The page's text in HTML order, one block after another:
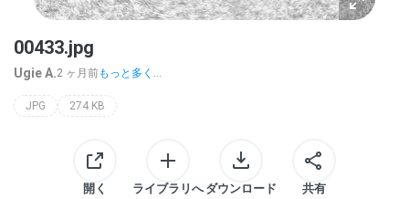
00433.jpg
Ugie A.2 ヶ月前もっと多く...
JPG 274 KB
開く ライブラリへ ダウンロード 共有